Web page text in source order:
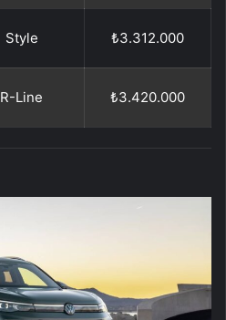
Style ₺3.312.000
R-Line ₺3.420.000